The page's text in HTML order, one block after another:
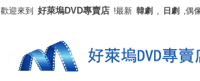
歡迎來到 好萊塢DVD專賣店 !最新 韓劇 , 日劇 ,偶